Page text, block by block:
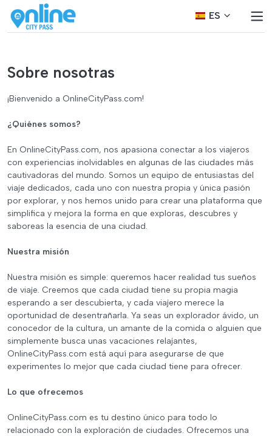
ES
Sobre nosotras
¡Bienvenido a OnlineCityPass.com!
¿Quiénes somos?
En OnlineCityPass.com, nos apasiona conectar a los viajeros
con experiencias inolvidables en algunas de las ciudades más
cautivadoras del mundo. Somos un equipo de entusiastas del
viaje dedicados, cada uno con nuestra propia y única pasión
por explorar, y nos hemos unido para crear una plataforma que
simplifica y mejora la forma en que exploras, descubres y
saboreas la esencia de una ciudad.
Nuestra misión
Nuestra misión es simple: queremos hacer realidad tus sueños
de viaje. Creemos que cada ciudad tiene su propia magia
esperando a ser descubierta, y cada viajero merece la
oportunidad de desentrañarla. Ya seas un explorador ávido, un
conocedor de la cultura, un amante de la comida o alguien que
simplemente busca unas vacaciones relajantes,
OnlineCityPass.com está aquí para asegurarse de que
experimentes lo mejor que cada ciudad tiene para ofrecer.
Lo que ofrecemos
OnlineCityPass.com es tu destino único para todo lo
relacionado con la exploración de ciudades. Ofrecemos una